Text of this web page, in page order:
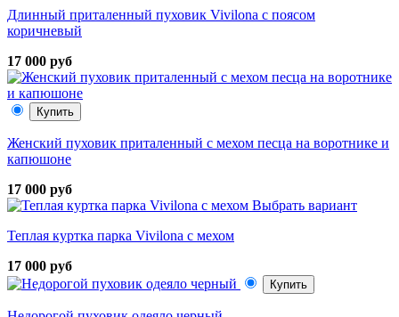
Длинный приталенный пуховик Vivilona с поясом
коричневый
17 000 руб
Купить
Женский пуховик приталенный с мехом песца на воротнике и
капюшоне
17 000 руб
Выбрать вариант
Теплая куртка парка Vivilona с мехом
17 000 руб
Купить